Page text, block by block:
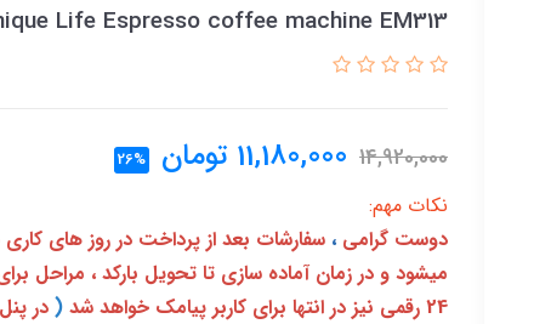
Life Espresso coffee machine EM313
14,920,000
11,180,000 تومان 26%
نکات مهم:
دوست گرامی ، سفارشات بعد از پرداخت در روز های
میشود و در زمان آماده سازی تا تحویل بارکد ، مراحل
24 رقمی نیز در انتها برای کاربر پیامک خواهد شد
( در